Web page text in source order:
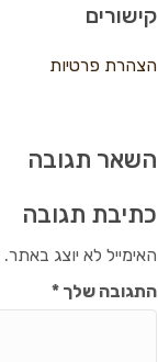
קישורים
הצהרת פרטיות
השאר תגובה
כתיבת תגובה
האימייל לא יוצג באתר.
התגובה שלך*